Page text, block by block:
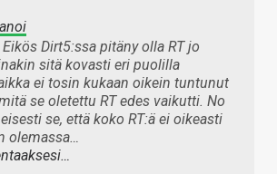
Dirt5:ssa pitäny olla RT jo
sitä kovasti eri puolilla
ei tosin kukaan oikein tuntunut
se oletettu RT edes vaikutti. No
se, että koko RT:ä ei oikeasti
olemassa…